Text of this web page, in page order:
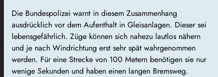
Die Bundespolizei warnt in diesem Zusammenhang
ausdrücklich vor dem Aufenthalt in Gleisanlagen. Dieser sei
lebensgefährlich. Züge können sich nahezu lautlos nähern
und je nach Windrichtung erst sehr spät wahrgenommen
werden. Für eine Strecke von 100 Metern benötigen sie nur
wenige Sekunden und haben einen langen Bremsweg.